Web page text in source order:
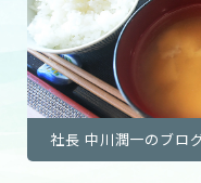
社長 中川潤一のブロ